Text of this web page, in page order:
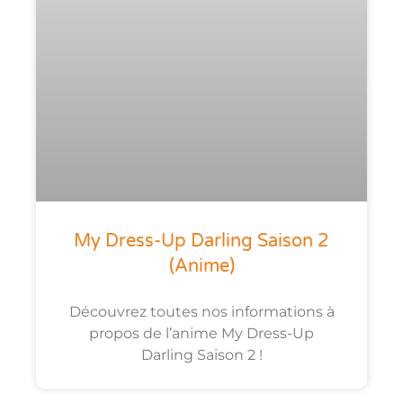
My Dress-Up Darling Saison 2
(anime)
Découvrez toutes nos informations à
propos de l’anime My Dress-Up
Darling Saison 2 !